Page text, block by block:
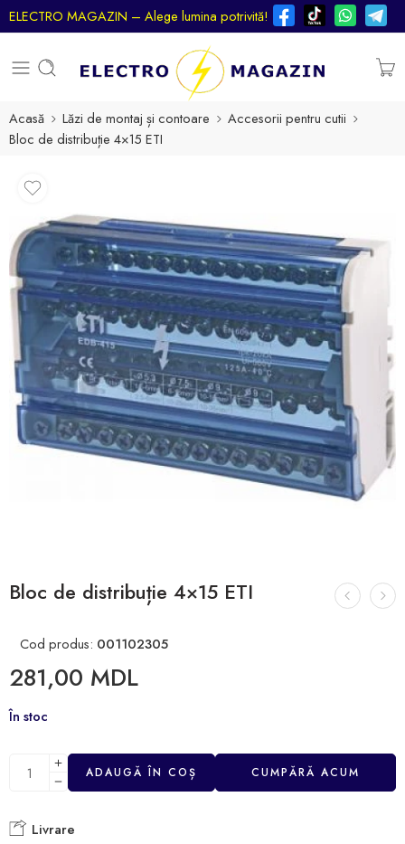
ELECTRO MAGAZIN – Alege lumina potrivită!
Acasă Lăzi de montaj și contoare
Accesorii pentru cutii
Bloc de distribuție 4×15 ETI
Bloc de distribuție 4×15 ETI
Cod produs: 001102305
281,00 MDL
În stoc
ADAUGĂ ÎN COȘ CUMPĂRĂ ACUM
Livrare